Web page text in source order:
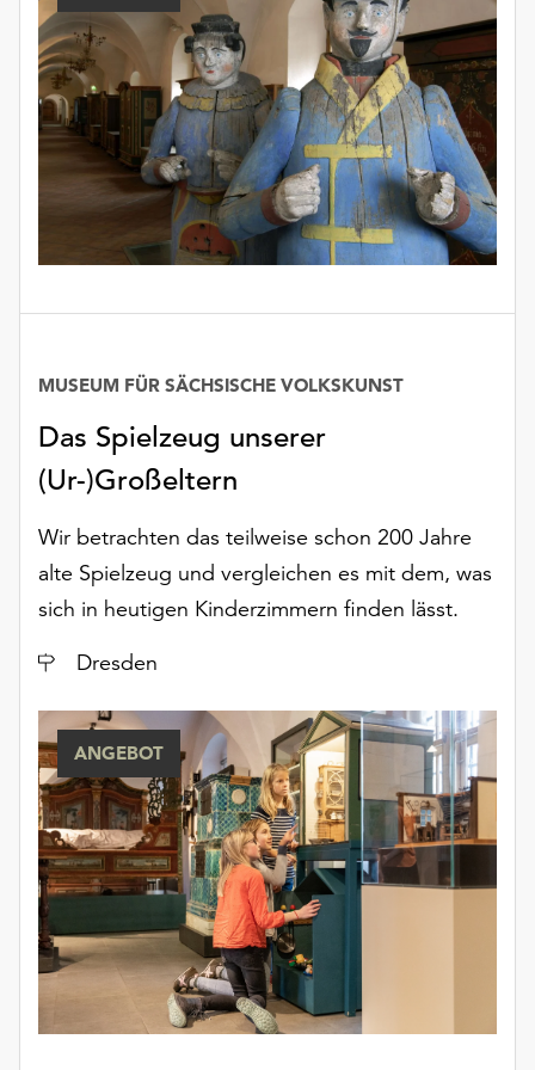
Möchten
Sie
die
verwendeten
Cookies
anpassen,
erreichen
Einstellungen
die
„Auswählen“.
Informationen
finden
Sie
Datenschutzerklärung
oder
Impressum
Das Spielzeug unserer
(Ur-)Großeltern
MUSEUM FÜR SÄCHSISCHE VOLKSKUNST
Wir betrachten das teilweise schon 200 Jahre
alte Spielzeug und vergleichen es mit dem, was
sich in heutigen Kinderzimmern finden lässt.
Ort
Dresden
ANGEBOT